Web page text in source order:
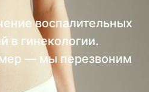
воспалительных
в гинекологии.
— мы перезвоним